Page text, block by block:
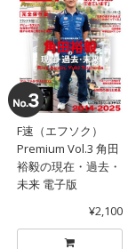
F速（エフソク）
Premium Vol.3 角田
裕毅の現在・過去・
未来 電子版
¥2,100